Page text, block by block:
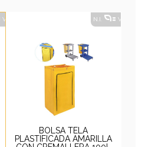
VER ALTERNATIVAS N.I. VER
BOLSA TELA
PLASTIFICADA AMARILLA